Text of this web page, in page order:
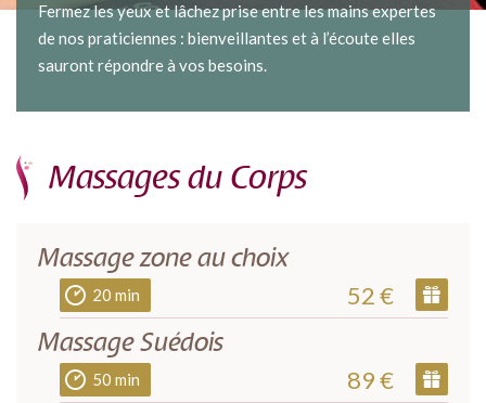
Fermez les yeux et lâchez prise entre les mains expertes
de nos praticiennes : bienveillantes et à l’écoute elles
sauront répondre à vos besoins.
Massages du Corps
Massage zone au choix
20 min 52 €
Massage Suédois
50 min 89 €